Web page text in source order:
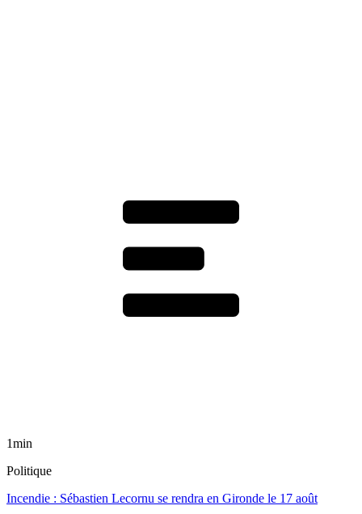
1min
Politique
Incendie : Sébastien Lecornu se rendra en Gironde le 17 août